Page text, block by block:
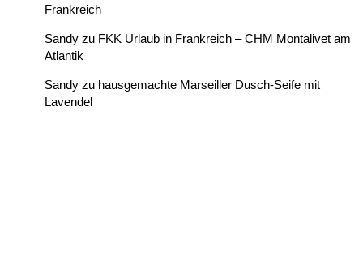
Frankreich
Sandy zu FKK Urlaub in Frankreich – CHM Montalivet am
Atlantik
Sandy zu hausgemachte Marseiller Dusch-Seife mit
Lavendel